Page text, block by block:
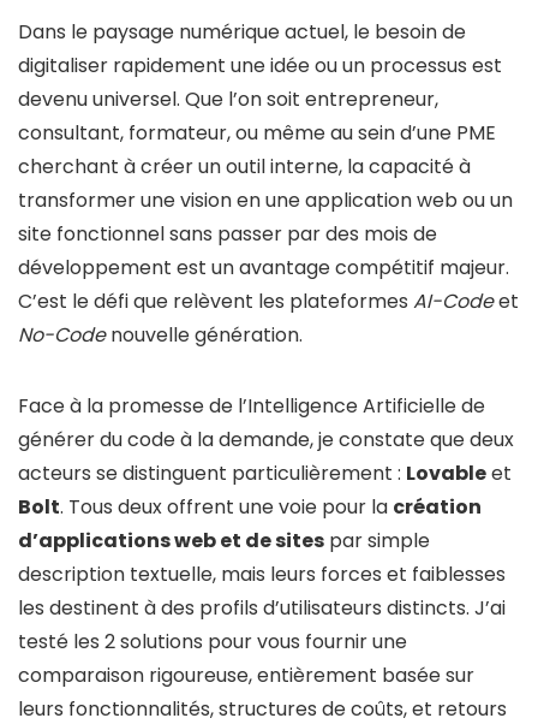
Dans le paysage numérique actuel, le besoin de
digitaliser rapidement une idée ou un processus est
devenu universel. Que l’on soit entrepreneur,
consultant, formateur, ou même au sein d’une PME
cherchant à créer un outil interne, la capacité à
transformer une vision en une application web ou un
site fonctionnel sans passer par des mois de
développement est un avantage compétitif majeur.
C’est le défi que relèvent les plateformes AI-Codeet
No-Codenouvelle génération.
Face à la promesse de l’Intelligence Artificielle de
générer du code à la demande, je constate que deux
acteurs se distinguent particulièrement : Lovableet
Bolt. Tous deux offrent une voie pour la création
d’applications web et de sites par simple
description textuelle, mais leurs forces et faiblesses
les destinent à des profils d’utilisateurs distincts. J’ai
testé les 2 solutions pour vous fournir une
comparaison rigoureuse, entièrement basée sur
leurs fonctionnalités, structures de coûts, et retours